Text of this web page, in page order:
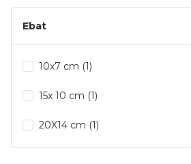
500 (2)
500 Adet (2)
100 Adet (1)
250 Adet (1)
Ebat
10x7 cm (1)
15x 10 cm (1)
20X14 cm (1)